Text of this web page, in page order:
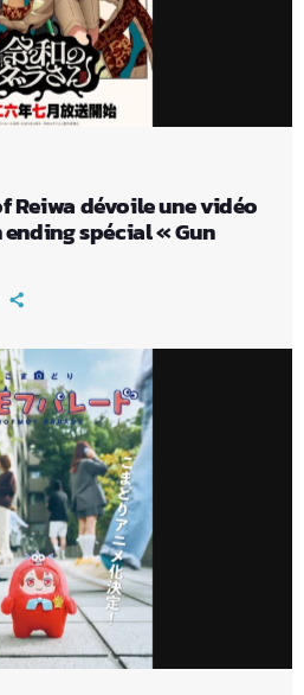
Reiwa dévoile une vidéo
spécial « Gun